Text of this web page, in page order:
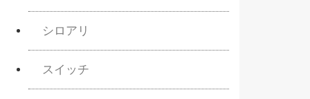
シロアリ
スイッチ